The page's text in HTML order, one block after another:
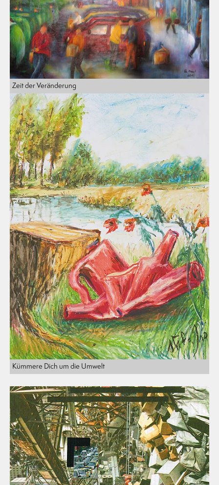
Zeit der Veränderung
Kümmere Dich um die Umwelt